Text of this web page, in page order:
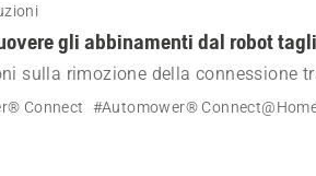
gli abbinamenti dal robot
sulla rimozione della connessione
Automower®.
Connect #Automower®